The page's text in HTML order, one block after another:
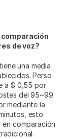
comparación
de voz?
una media
Perso
a $ 0,55 por
del 95~99
mediante la
esto
en comparación